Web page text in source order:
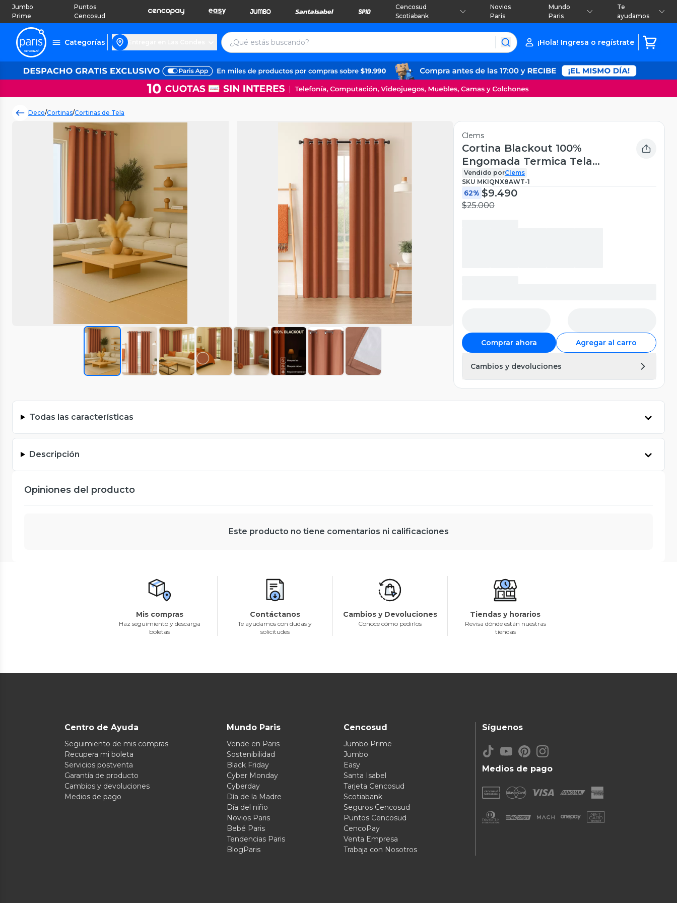
Jumbo
Prime
Puntos
Cencosud
Cencosud
Scotiabank
Novios
Paris
Mundo
Paris
Te
ayudamos
Categorías ¡Hola! Ingresa o regístrate
Deco/Cortinas/Cortinas de Tela
Clems
Cortina Blackout 100%
Engomada Termica Tela
Ligera 140x225 - Microfibra
Premium - 1 Paño Naranjo
Vendido porClems
SKU MKIQNX8AWT-1
62% $9.490
$25.000
Comprar ahora Agregar al carro
Cambios y devoluciones
Todas las características
Descripción
Opiniones del producto
Este producto no tiene comentarios ni calificaciones
Mis compras
Haz seguimiento y descarga
boletas
Contáctanos
Te ayudamos con dudas y
solicitudes
Cambios y Devoluciones
Conoce cómo pedirlos
Tiendas y horarios
Revisa dónde están nuestras
tiendas
Centro de Ayuda
Seguimiento de mis compras
Recupera mi boleta
Servicios postventa
Garantía de producto
Cambios y devoluciones
Medios de pago
Mundo Paris
Vende en Paris
Sostenibilidad
Black Friday
Cyber Monday
Cyberday
Día de la Madre
Día del niño
Novios Paris
Bebé Paris
Tendencias Paris
BlogParis
Cencosud
Jumbo Prime
Jumbo
Easy
Santa Isabel
Tarjeta Cencosud
Scotiabank
Seguros Cencosud
Puntos Cencosud
CencoPay
Venta Empresa
Trabaja con Nosotros
Medios de pago
Síguenos